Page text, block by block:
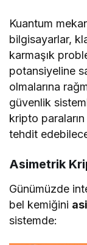
Kuantum
bilgisayarlar,
karmaşık
potansiyeline
olmalarına
güvenlik
kripto
tehdit
Asimetrik
Günümüzde
bel kemiğini
sistemde: